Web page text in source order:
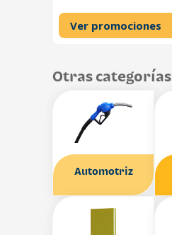
Ver promociones
Otras categorías
Automotriz